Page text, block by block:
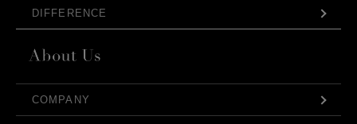
DIFFERENCE
COMPANY